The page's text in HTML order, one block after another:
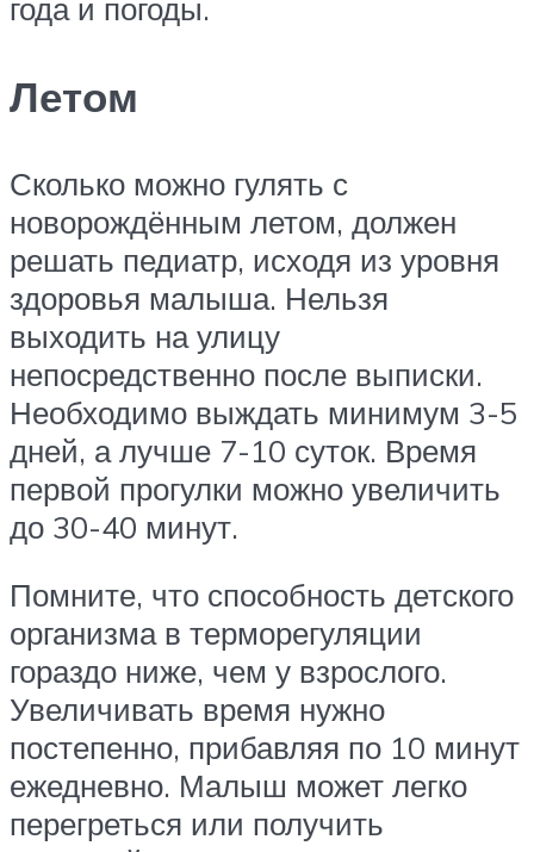
года и погоды.
Летом
Сколько можно гулять с
новорождённым летом, должен
решать педиатр, исходя из уровня
здоровья малыша. Нельзя
выходить на улицу
непосредственно после выписки.
Необходимо выждать минимум 3-5
дней, а лучше 7-10 суток. Время
первой прогулки можно увеличить
до 30-40 минут.
Помните, что способность детского
организма в терморегуляции
гораздо ниже, чем у взрослого.
Увеличивать время нужно
постепенно, прибавляя по 10 минут
ежедневно. Малыш может легко
перегреться или получить